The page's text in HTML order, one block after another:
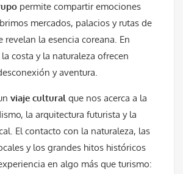
permite compartir emociones
mercados, palacios y rutas de
revelan la esencia coreana. En
la costa y la naturaleza ofrecen
y aventura.
viaje culturalque nos acerca a la
la arquitectura futurista y la
El contacto con la naturaleza, las
y los grandes hitos históricos
en algo más que turismo: